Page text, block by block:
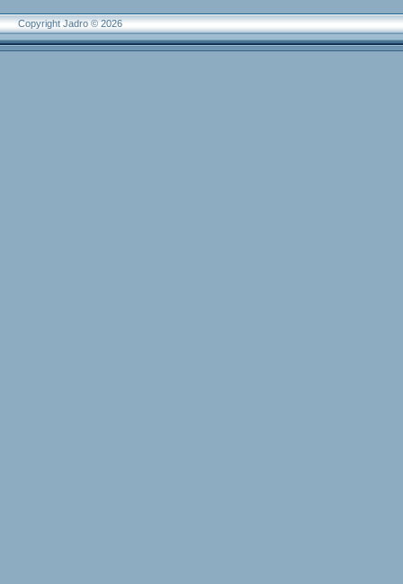
Copyright Jadro © 2026